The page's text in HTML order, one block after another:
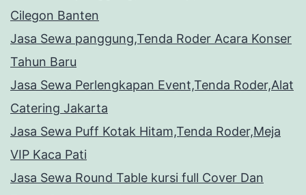
Cilegon Banten
Jasa Sewa panggung,Tenda Roder Acara Konser
Tahun Baru
Jasa Sewa Perlengkapan Event,Tenda Roder,Alat
Catering Jakarta
Jasa Sewa Puff Kotak Hitam,Tenda Roder,Meja
VIP Kaca Pati
Jasa Sewa Round Table kursi full Cover Dan